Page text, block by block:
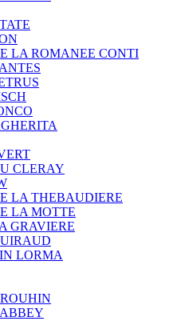
LA ROMANEE CONTI
CLERAY
LA THEBAUDIERE
LA MOTTE
GRAVIERE
LORMA